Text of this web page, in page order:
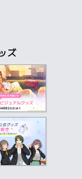
ズ